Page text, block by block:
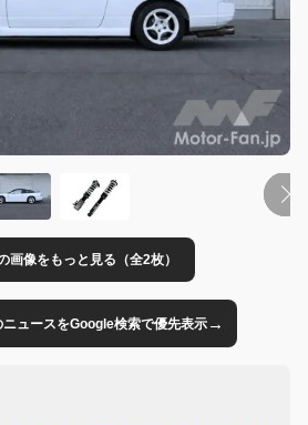
画像をもっと見る（全2枚）
ュースをGoogle検索で優先表示→